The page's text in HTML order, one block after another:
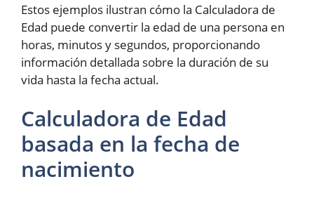
Estos ejemplos ilustran cómo la Calculadora de
Edad puede convertir la edad de una persona en
horas, minutos y segundos, proporcionando
información detallada sobre la duración de su
vida hasta la fecha actual.
Calculadora de Edad
basada en la fecha de
nacimiento